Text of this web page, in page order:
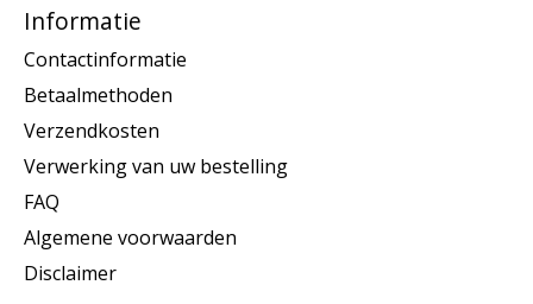
Informatie
Contactinformatie
Betaalmethoden
Verzendkosten
Verwerking van uw bestelling
FAQ
Algemene voorwaarden
Disclaimer